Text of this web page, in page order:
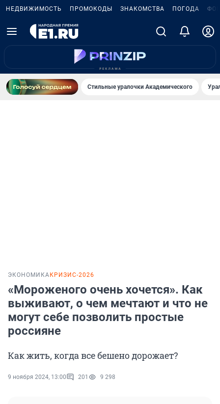
НЕДВИЖИМОСТЬ ПРОМОКОДЫ ЗНАКОМСТВА ПОГОДА
Стильные уралочки Академического
ЭКОНОМИКА КРИЗИС-2026
«Мороженого очень хочется». Как
выживают, о чем мечтают и что не
могут себе позволить простые
россияне
Как жить, когда все бешено дорожает?
9 ноября 2024, 13:00 201 9 298